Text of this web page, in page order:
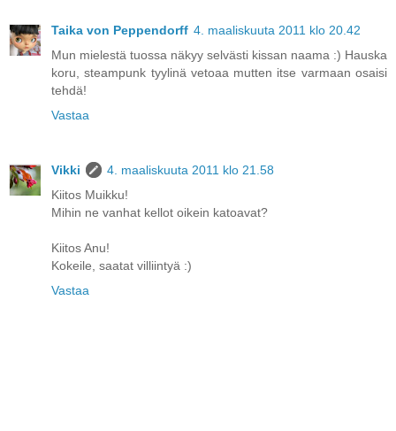
Taika von Peppendorff 4. maaliskuuta 2011 klo 20.42
Mun mielestä tuossa näkyy selvästi kissan naama :) Hauska
koru, steampunk tyylinä vetoaa mutten itse varmaan osaisi
tehdä!
Vastaa
Vikki
4. maaliskuuta 2011 klo 21.58
Kiitos Muikku!
Mihin ne vanhat kellot oikein katoavat?
Kiitos Anu!
Kokeile, saatat villiintyä :)
Vastaa